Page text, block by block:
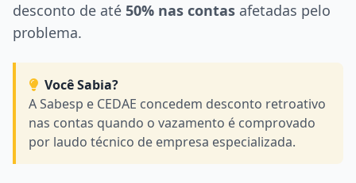
desconto de até 50% nas contas afetadas pelo
problema.
Você Sabia?
A Sabesp e CEDAE concedem desconto retroativo
nas contas quando o vazamento é comprovado
por laudo técnico de empresa especializada.